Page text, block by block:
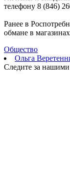
этот день
08.08.2026 | 10:27
Где в Самаре
адресов
08.08.2026 | 10:15
День
августа
08.08.2026 | 09:54
Кардиолог
телефону 8 (846)
Ранее в
обмане в
Общество
Ольга
Следите за